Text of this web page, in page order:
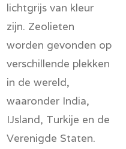
lichtgrijs van kleur
zijn. Zeolieten
worden gevonden op
verschillende plekken
in de wereld,
waaronder India,
IJsland, Turkije en de
Verenigde Staten.